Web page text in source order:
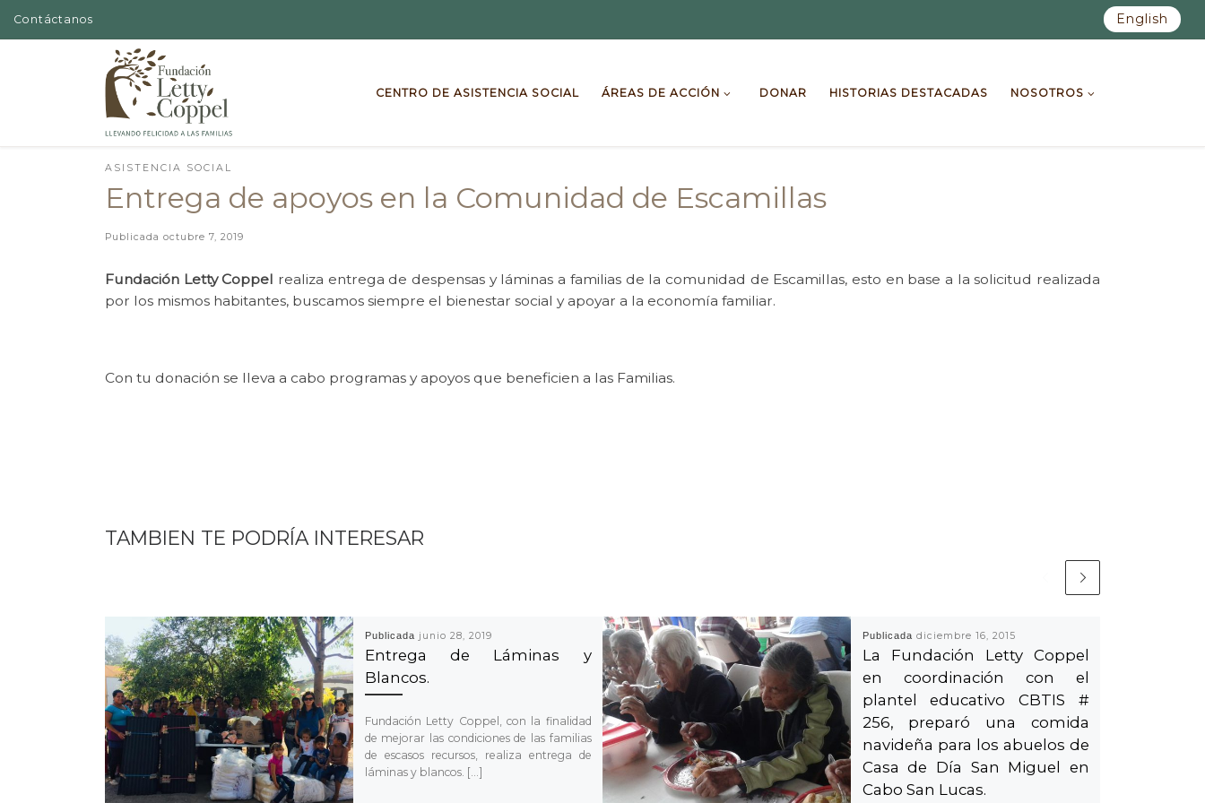
Skip to content
Contáctanos English
CENTRO DE ASISTENCIA SOCIAL ÁREAS DE ACCIÓN DONAR HISTORIAS DESTACADAS NOSOTROS
ASISTENCIA SOCIAL
Entrega de apoyos en la Comunidad de Escamillas
Publicada octubre 7, 2019
Fundación Letty Coppel realiza entrega de despensas y láminas a familias de la comunidad de Escamillas, esto en base a la solicitud realizada
por los mismos habitantes, buscamos siempre el bienestar social y apoyar a la economía familiar.
Con tu donación se lleva a cabo programas y apoyos que beneficien a las Familias.
TAMBIEN TE PODRÍA INTERESAR
Publicada junio 28, 2019
Entrega de Láminas y
Blancos.
Fundación Letty Coppel, con la finalidad
de mejorar las condiciones de las familias
de escasos recursos, realiza entrega de
láminas y blancos. […]
Publicada diciembre 16, 2015
La Fundación Letty Coppel
en coordinación con el
plantel educativo CBTIS #
256, preparó una comida
navideña para los abuelos de
Casa de Día San Miguel en
Cabo San Lucas.